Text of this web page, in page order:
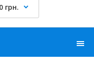
0 грн.